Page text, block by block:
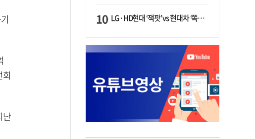
회
난
LG·HD현대 ‘잭팟’ vs 현대차 ‘쪽박’…글로벌 사모펀드, 韓 대기업 투자 ‘희비’